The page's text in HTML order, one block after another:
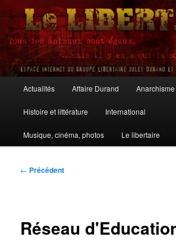
Aller
contenu
principalLe Libertaire
principal
Actualités Affaire Durand
Histoire et littérature International
Musique, cinéma, photos Le libertaire
Navigation
← Précédent
Réseau